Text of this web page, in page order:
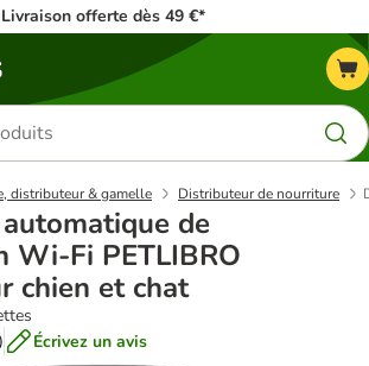
Livraison offerte dès 49 €*
distributeur & gamelle Distributeur de nourriture
de
Wi-Fi PETLIBRO
chien et chat
) Écrivez un avis